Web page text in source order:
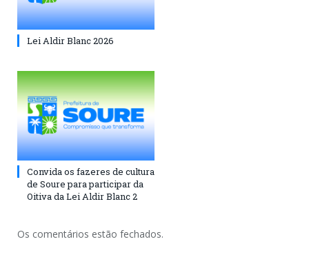
Lei Aldir Blanc 2026
Convida os fazeres de cultura
de Soure para participar da
Oitiva da Lei Aldir Blanc 2
Os comentários estão fechados.